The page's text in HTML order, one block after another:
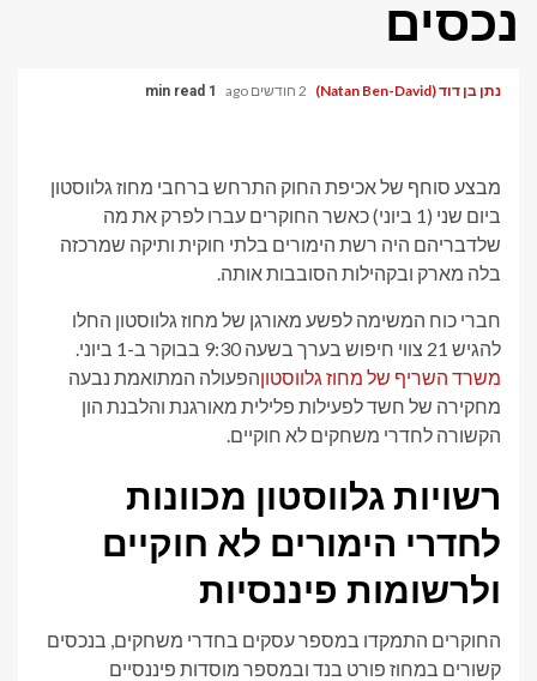
נכסים
נתן בן דוד (Natan Ben-David) 2 חודשים ago 1 min read
מבצע סוחף של אכיפת החוק התרחש ברחבי מחוז גלווסטון
ביום שני (1 ביוני) כאשר החוקרים עברו לפרק את מה
שלדבריהם היה רשת הימורים בלתי חוקית ותיקה שמרכזה
בלה מארק ובקהילות הסובבות אותה.
חברי כוח המשימה לפשע מאורגן של מחוז גלווסטון החלו
להגיש 21 צווי חיפוש בערך בשעה 9:30 בבוקר ב-1 ביוני.
משרד השריף של מחוז גלווסטוןהפעולה המתואמת נבעה
מחקירה של חשד לפעילות פלילית מאורגנת והלבנת הון
הקשורה לחדרי משחקים לא חוקיים.
רשויות גלווסטון מכוונות
לחדרי הימורים לא חוקיים
ולרשומות פיננסיות
החוקרים התמקדו במספר עסקים בחדרי משחקים, בנכסים
קשורים במחוז פורט בנד ובמספר מוסדות פיננסיים